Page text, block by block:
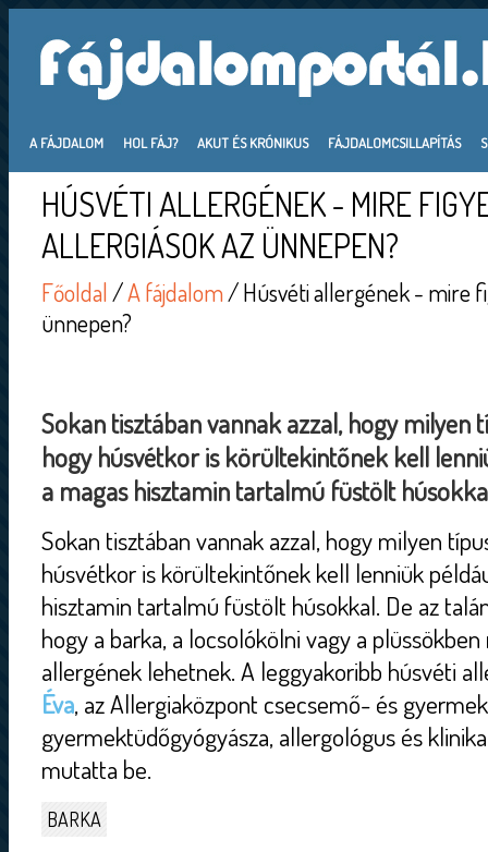
A FÁJDALOM HOL FÁJ? AKUT ÉS KRÓNIKUS FÁJDALOMCSILLAPÍTÁS
HÚSVÉTI ALLERGÉNEK - MIRE
ALLERGIÁSOK AZ ÜNNEPEN?
Főoldal/A fájdalom/ Húsvéti allergének - mire
ünnepen?
Sokan tisztában vannak azzal, hogy milyen
hogy húsvétkor is körültekintőnek kell
a magas hisztamin tartalmú füstölt
Sokan tisztában vannak azzal, hogy milyen
húsvétkor is körültekintőnek kell lenniük
hisztamin tartalmú füstölt húsokkal. De az
hogy a barka, a locsolókölni vagy a
allergének lehetnek. A leggyakoribb húsvéti
Éva, az Allergiaközpont csecsemő- és
gyermektüdőgyógyásza, allergológus és
mutatta be.
BARKA